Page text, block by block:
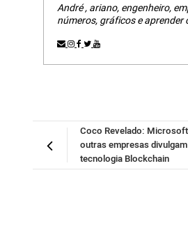
André , ariano, engenheiro,
números, gráficos e aprender
Coco Revelado:
outras empresas
tecnologia Blockchain